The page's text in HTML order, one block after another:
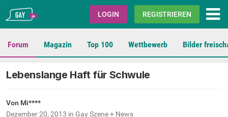
Gay.de LOGIN REGISTRIEREN
Forum Magazin Top 100 Wettbewerb Bilder
Lebenslange Haft für Schwule
Von Mi****
Dezember 20, 2013 in Gay Szene + News